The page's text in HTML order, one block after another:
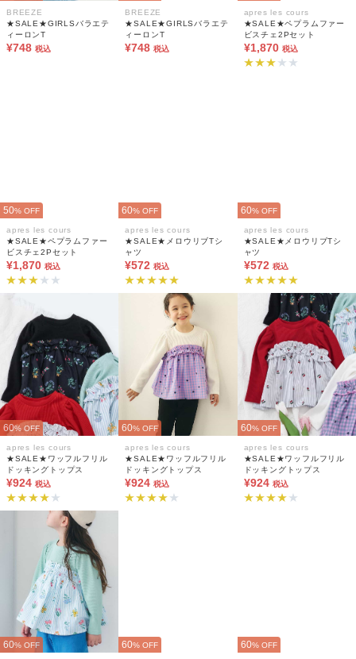
BREEZE
★SALE★GIRLSバラエテ
ィーロンT
¥748 税込
BREEZE
★SALE★GIRLSバラエテ
ィーロンT
¥748 税込
apres les cours
★SALE★ペプラムファー
ビスチェ2Pセット
¥1,870 税込
50% OFF
apres les cours
★SALE★ペプラムファー
ビスチェ2Pセット
¥1,870 税込
60% OFF
apres les cours
★SALE★メロウリブTシ
ャツ
¥572 税込
60% OFF
apres les cours
★SALE★メロウリブTシ
ャツ
¥572 税込
60% OFF
apres les cours
★SALE★ワッフルフリル
ドッキングトップス
¥924 税込
60% OFF
apres les cours
★SALE★ワッフルフリル
ドッキングトップス
¥924 税込
60% OFF
apres les cours
★SALE★ワッフルフリル
ドッキングトップス
¥924 税込
60% OFF 60% OFF 60% OFF